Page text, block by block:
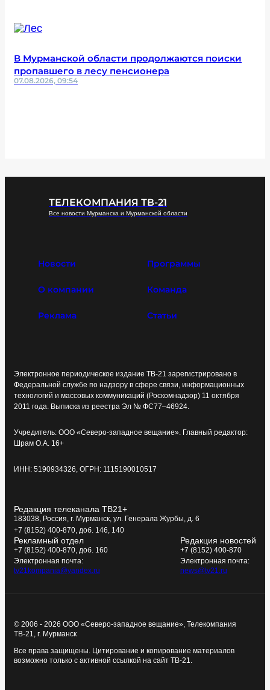
В Мурманской области продолжаются поиски
пропавшего в лесу пенсионера
07.08.2026, 09:54
ТЕЛЕКОМПАНИЯ ТВ-21
Все новости Мурманска и Мурманской области
Новости Программы
О компании Команда
Реклама Статьи
Электронное периодическое издание ТВ-21 зарегистрировано в
Федеральной службе по надзору в сфере связи, информационных
технологий и массовых коммуникаций (Роскомнадзор) 11 октября
2011 года. Выписка из реестра Эл № ФС77–46924.
Учредитель: ООО «Северо-западное вещание». Главный редактор:
Шрам О.А. 16+
ИНН: 5190934326, ОГРН: 1115190010517
Редакция телеканала ТВ21+
183038, Россия, г. Мурманск, ул. Генерала Журбы, д. 6
+7 (8152) 400-870, доб. 146, 140
Рекламный отдел
+7 (8152) 400-870, доб. 160
Электронная почта:
tv21kompania@yandex.ru
Редакция новостей
+7 (8152) 400-870
Электронная почта:
news@tv21.ru
© 2006 - 2026 ООО «Северо-западное вещание», Телекомпания
ТВ-21, г. Мурманск
Все права защищены. Цитирование и копирование материалов
возможно только с активной ссылкой на сайт ТВ-21.